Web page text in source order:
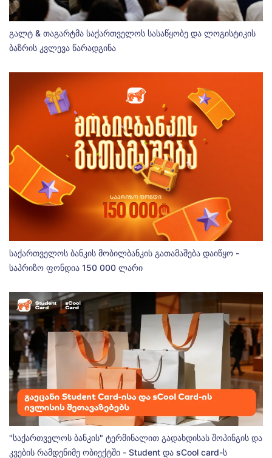
გალტ & თაგარტმა საქართველოს სასაწყობე და ლოგისტიკის
ბაზრის კვლევა წარადგინა
საქართველოს ბანკის მობილბანკის გათამაშება დაიწყო -
საპრიზო ფონდია 150 000 ლარი
"საქართველოს ბანკის" ტერმინალით გადახდისას შოპინგის და
კვების რამდენიმე ობიექტში - Student და sCool card-ს